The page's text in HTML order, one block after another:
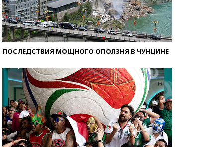
ПОСЛЕДСТВИЯ МОЩНОГО ОПОЛЗНЯ В ЧУНЦИНЕ